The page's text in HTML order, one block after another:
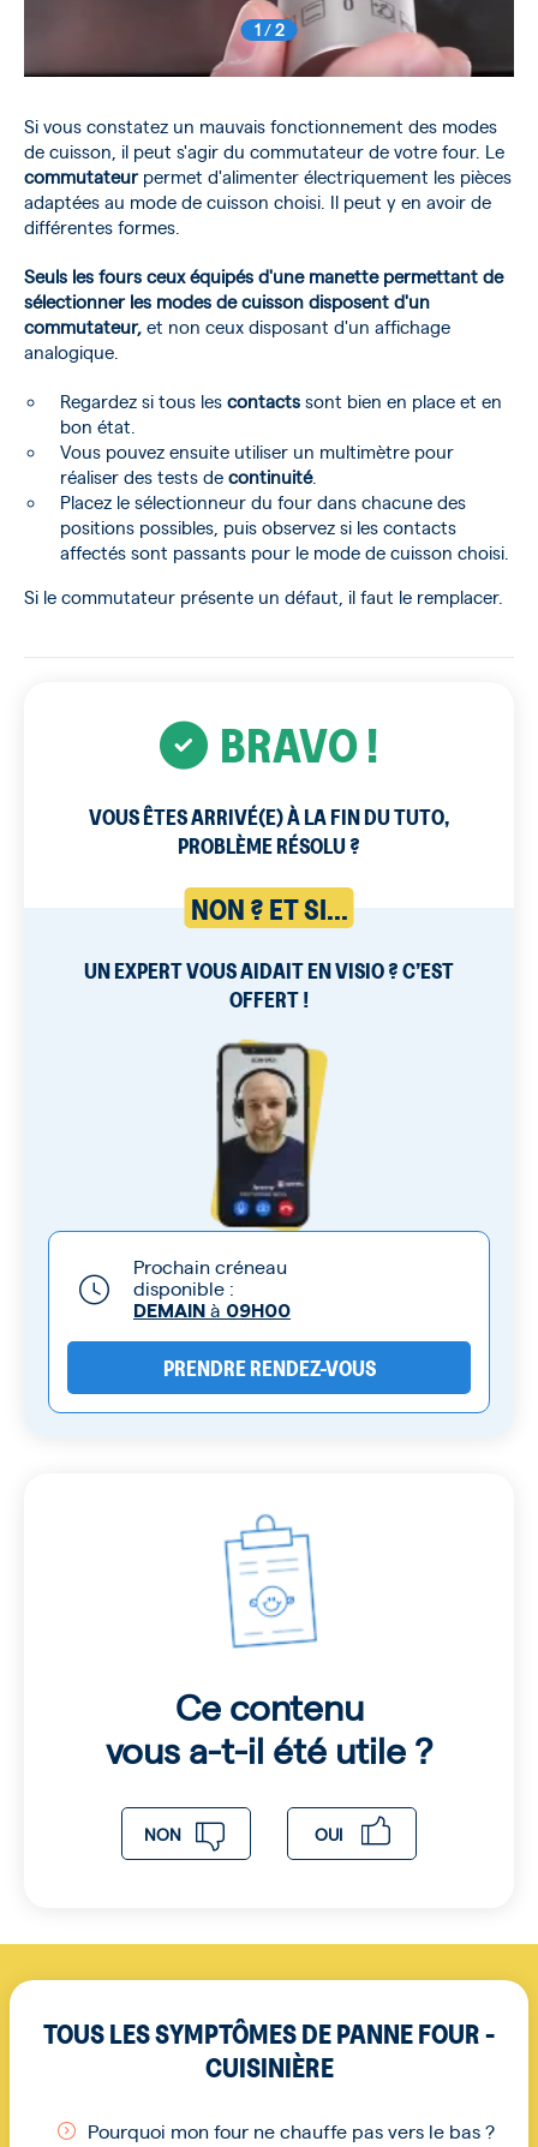
1/2
Si vous constatez un mauvais fonctionnement des modes
de cuisson, il peut s'agir du commutateur de votre four. Le
commutateur permet d'alimenter électriquement les pièces
adaptées au mode de cuisson choisi. Il peut y en avoir de
différentes formes.
Seuls les fours ceux équipés d'une manette permettant de
sélectionner les modes de cuisson disposent d'un
commutateur, et non ceux disposant d'un affichage
analogique.
Regardez si tous les contacts sont bien en place et en
bon état.
Vous pouvez ensuite utiliser un multimètre pour
réaliser des tests de continuité.
Placez le sélectionneur du four dans chacune des
positions possibles, puis observez si les contacts
affectés sont passants pour le mode de cuisson choisi.
Si le commutateur présente un défaut, il faut le remplacer.
BRAVO !
VOUS ÊTES ARRIVÉ(E) À LA FIN DU TUTO,
PROBLÈME RÉSOLU ?
NON ? ET SI...
UN EXPERT VOUS AIDAIT EN VISIO ? C’EST
OFFERT !
Prochain créneau
disponible :
DEMAIN à 09H00
PRENDRE RENDEZ-VOUS
Ce contenu
vous a-t-il été utile ?
NON OUI
TOUS LES SYMPTÔMES DE PANNE FOUR -
CUISINIÈRE
Pourquoi mon four ne chauffe pas vers le bas ?